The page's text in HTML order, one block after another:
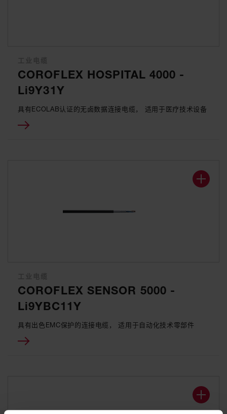
COROFLEX HOSPITAL 4000 -
Li9Y31Y
具有ECOLAB认证的无卤数据连接电缆， 适用于医疗技术设备
COROFLEX SENSOR 5000 -
Li9YBC11Y
具有出色EMC保护的连接电缆， 适用于自动化技术零部件